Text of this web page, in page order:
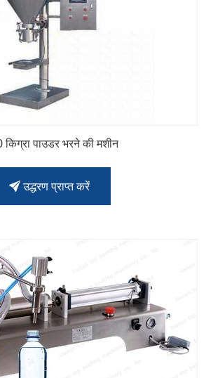
किग्रा पाउडर भरने की मशीन
उद्धरण प्राप्त करें